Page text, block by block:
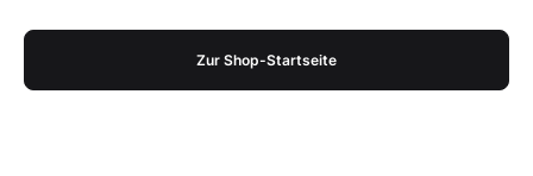
Zur Shop-Startseite